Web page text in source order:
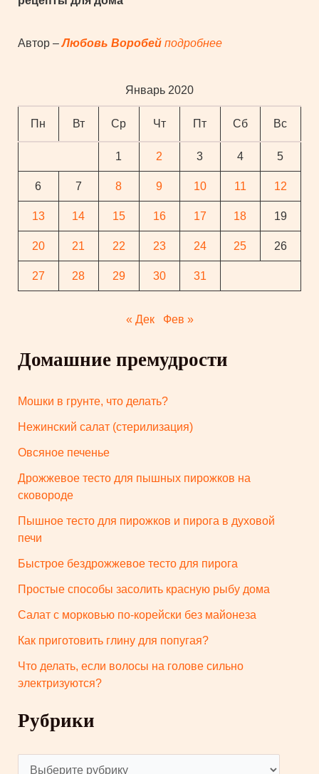
Автор –Любовь Воробей подробнее
Январь 2020
Пн Вт Ср Чт Пт Сб Вс
1 2 3 4 5
6 7 8 9 10 11 12
13 14 15 16 17 18 19
20 21 22 23 24 25 26
27 28 29 30 31
« Дек Фев »
Домашние премудрости
Мошки в грунте, что делать?
Нежинский салат (стерилизация)
Овсяное печенье
Дрожжевое тесто для пышных пирожков на
сковороде
Пышное тесто для пирожков и пирога в духовой
печи
Быстрое бездрожжевое тесто для пирога
Простые способы засолить красную рыбу дома
Салат с морковью по-корейски без майонеза
Как приготовить глину для попугая?
Что делать, если волосы на голове сильно
электризуются?
Рубрики